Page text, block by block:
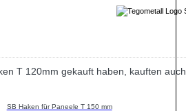
T 120mm gekauft haben, kauften auch
SB Haken für Paneele T 150 mm